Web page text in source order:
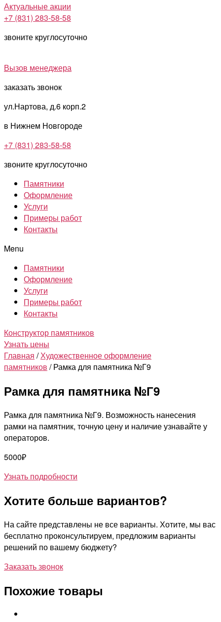
Актуальные акции
+7 (831) 283-58-58
звоните круглосуточно
Вызов менеджера
заказать звонок
ул.Нартова, д.6 корп.2
в Нижнем Новгороде
+7 (831) 283-58-58
звоните круглосуточно
Памятники
Оформление
Услуги
Примеры работ
Контакты
Menu
Памятники
Оформление
Услуги
Примеры работ
Контакты
Конструктор памятников
Узнать цены
Главная /Художественное оформление
памятников / Рамка для памятника №Г9
Рамка для памятника №Г9
Рамка для памятника №Г9. Возможность нанесения
рамки на памятник, точную цену и наличие узнавайте у
операторов.
5000₽
Узнать подробности
Хотите больше вариантов?
На сайте представлены не все варианты. Хотите, мы вас
бесплатно проконсультируем, предложим варианты
решений по вашему бюджету?
Заказать звонок
Похожие товары